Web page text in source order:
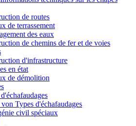
de routes
de terrassement
des eaux
de chemins de fer et de voies
d'infrastructure
en état
de démolition
Types d'échafaudages
civil spéciaux